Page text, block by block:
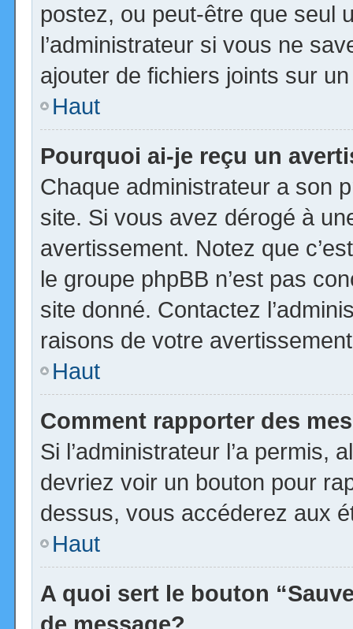
postez, ou peut-être que seul
l’administrateur si vous ne
ajouter de fichiers joints sur
Haut
Pourquoi ai-je reçu un
Chaque administrateur a son
site. Si vous avez dérogé à
avertissement. Notez que
le groupe phpBB n’est pas
site donné. Contactez
raisons de votre
Haut
Comment rapporter des
Si l’administrateur l’a permis,
devriez voir un bouton pour
dessus, vous accéderez aux
Haut
A quoi sert le bouton